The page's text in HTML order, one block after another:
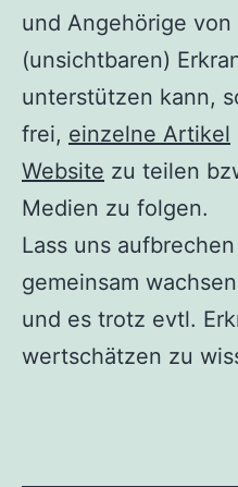
und Angehörige von
(unsichtbaren)
unterstützen kann,
frei, einzelne Artikel
Website zu teilen
Medien zu folgen.
Lass uns
gemeinsam
und es trotz evtl.
wertschätzen zu